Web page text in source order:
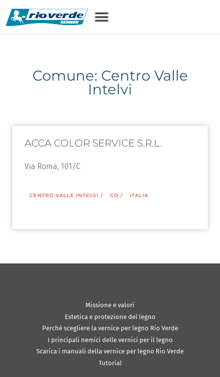
Comune: Centro Valle
Intelvi
ACCA COLOR SERVICE S.R.L.
Via Roma, 101/C
CENTRO VALLE INTELVI / CO / ITALIA
Missione e valori
Estetica e protezione del legno
Perché scegliere la vernice per legno Rio Verde
I principali nemici delle vernici per il legno
Scarica i manuali della vernice per legno Rio Verde
Tutorial